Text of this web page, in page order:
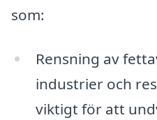
som:
Rensning av
industrier och
viktigt för att